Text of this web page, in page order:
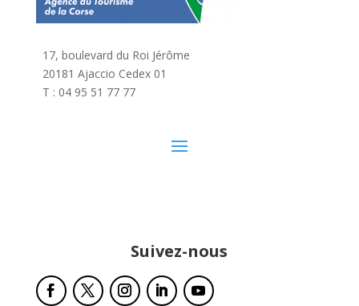
17, boulevard du Roi Jérôme
20181 Ajaccio Cedex 01
T : 04 95 51 77 77
Suivez-nous